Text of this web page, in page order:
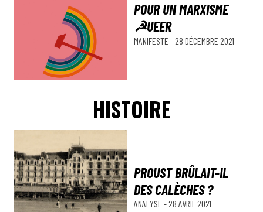
POUR UN MARXISME
☭UEER
MANIFESTE - 28 DÉCEMBRE 2021
HISTOIRE
PROUST BRÛLAIT-IL
DES CALÈCHES ?
ANALYSE - 28 AVRIL 2021